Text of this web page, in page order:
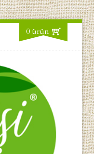
0 ürün